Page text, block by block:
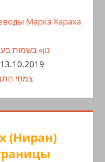
Марка Хараха
«נון» בשמות
13.10.2019
צִמחֵי
(Ниран)